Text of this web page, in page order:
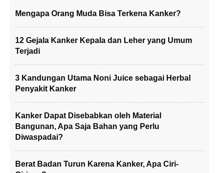
Mengapa Orang Muda Bisa Terkena Kanker?
12 Gejala Kanker Kepala dan Leher yang Umum
Terjadi
3 Kandungan Utama Noni Juice sebagai Herbal
Penyakit Kanker
Kanker Dapat Disebabkan oleh Material
Bangunan, Apa Saja Bahan yang Perlu
Diwaspadai?
Berat Badan Turun Karena Kanker, Apa Ciri-